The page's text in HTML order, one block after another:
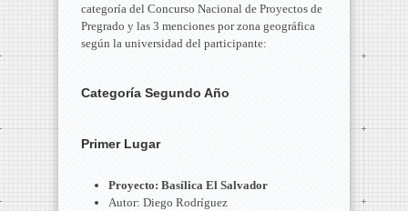
categoría del Concurso Nacional de Proyectos de
Pregrado y las 3 menciones por zona geográfica
según la universidad del participante:
Categoría Segundo Año
Primer Lugar
Proyecto: Basílica El Salvador
Autor: Diego Rodríguez